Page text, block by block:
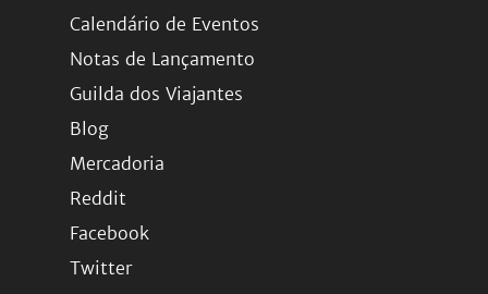
Calendário de Eventos
Notas de Lançamento
Guilda dos Viajantes
Blog
Mercadoria
Reddit
Facebook
Twitter